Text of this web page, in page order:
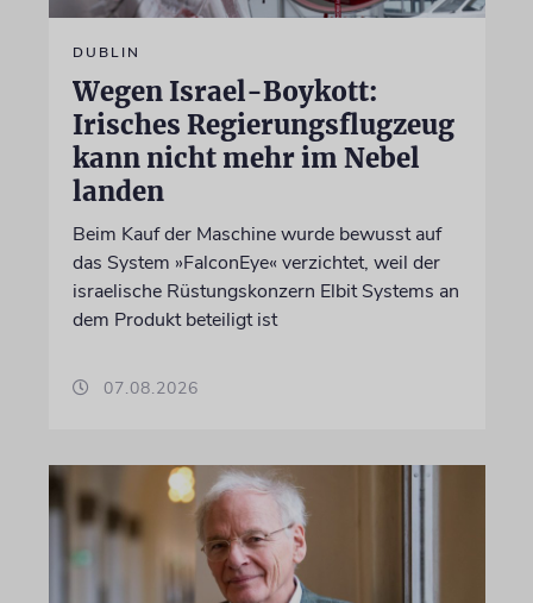
DUBLIN
Wegen Israel-Boykott:
Irisches Regierungsflugzeug
kann nicht mehr im Nebel
landen
Beim Kauf der Maschine wurde bewusst auf
das System »FalconEye« verzichtet, weil der
israelische Rüstungskonzern Elbit Systems an
dem Produkt beteiligt ist
07.08.2026